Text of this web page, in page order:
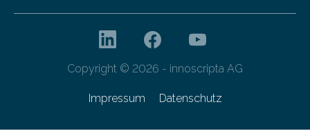
Copyright © 2026 - innoscripta AG
Impressum Datenschutz